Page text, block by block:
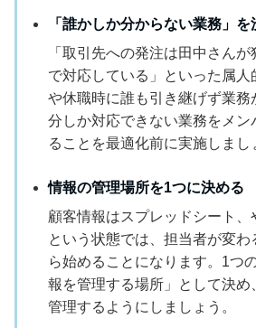
「誰かしか分からない業務」を
「取引先への発注は田中さん
で対応している」といった属人
や休職時に誰も引き継げず業務
分しか対応できない業務をメン
ることを最適化前に実施しまし
情報の管理場所を1つに決める
顧客情報はスプレッドシート、
という状態では、担当者が変
ら始めることになります。1つ
報を管理する場所」として決め
管理するようにしましょう。